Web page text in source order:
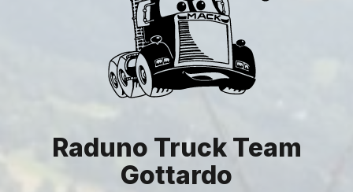
Raduno Truck Team
Gottardo